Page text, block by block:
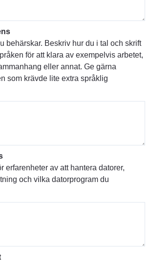
behärskar. Beskriv hur du i tal och skrift
för att klara av exempelvis arbetet,
eller annat. Ge gärna
som krävde lite extra språklig
erfarenheter av att hantera datorer,
och vilka datorprogram du